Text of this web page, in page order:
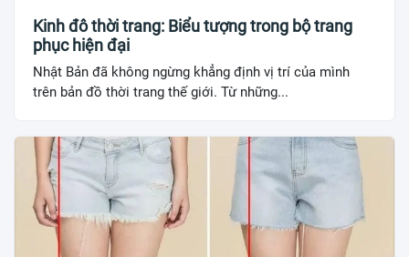
Kinh đô thời trang: Biểu tượng trong bộ trang
phục hiện đại
Nhật Bản đã không ngừng khẳng định vị trí của mình
trên bản đồ thời trang thế giới. Từ những...